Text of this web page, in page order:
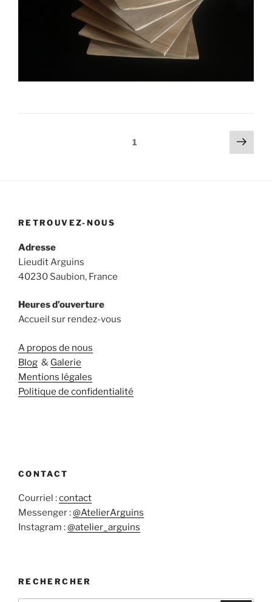
Page1
Page
RETROUVEZ-NOUS
Adresse
Lieudit Arguins
40230 Saubion, France
Heures d’ouverture
Accueil sur rendez-vous
A propos de nous
Blog & Galerie
Mentions légales
Politique de confidentialité
CONTACT
Courriel :contact
Messenger :@AtelierArguins
Instagram :@atelier_arguins
RECHERCHER